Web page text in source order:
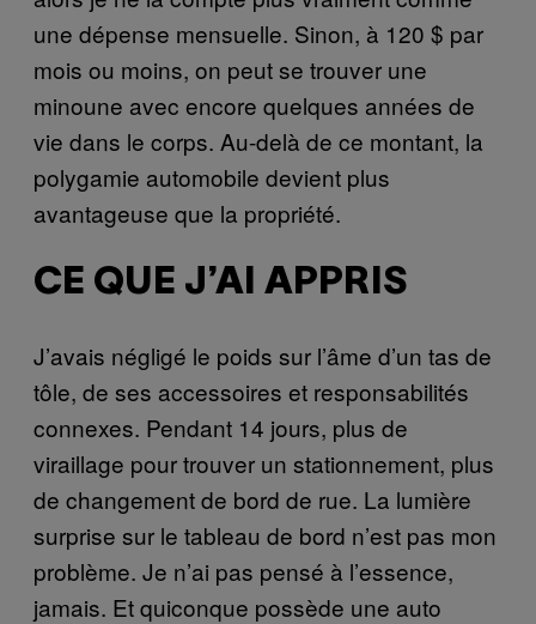
une dépense mensuelle. Sinon, à 120 $ par
mois ou moins, on peut se trouver une
minoune avec encore quelques années de
vie dans le corps. Au-delà de ce montant, la
polygamie automobile devient plus
avantageuse que la propriété.
CE QUE J’AI APPRIS
J’avais négligé le poids sur l’âme d’un tas de
tôle, de ses accessoires et responsabilités
connexes. Pendant 14 jours, plus de
viraillage pour trouver un stationnement, plus
de changement de bord de rue. La lumière
surprise sur le tableau de bord n’est pas mon
problème. Je n’ai pas pensé à l’essence,
jamais. Et quiconque possède une auto